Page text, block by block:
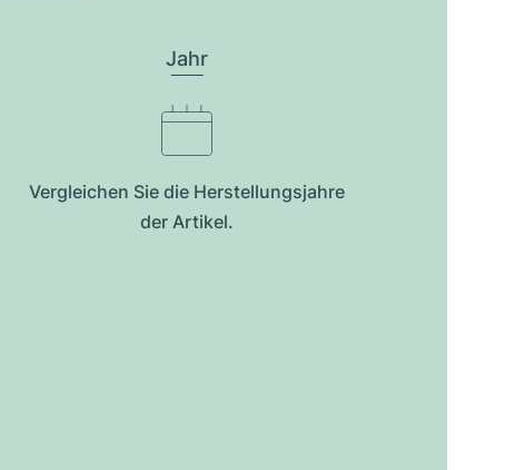
Jahr
Vergleichen Sie die Herstellungsjahre
der Artikel.